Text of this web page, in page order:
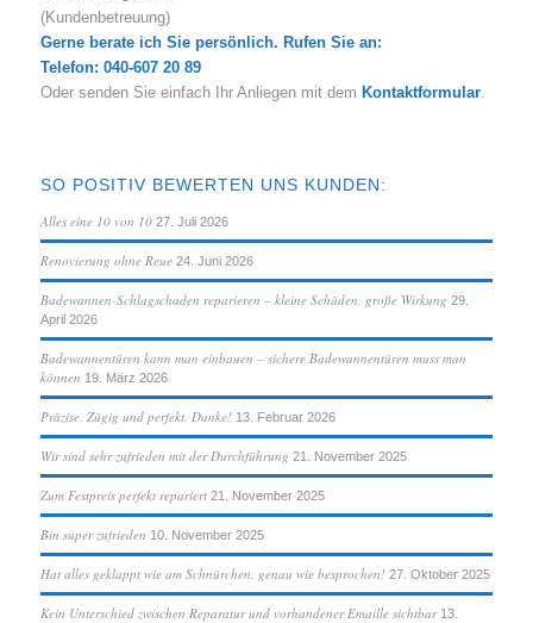
(Kundenbetreuung)
Gerne berate ich Sie persönlich. Rufen Sie an:
Telefon: 040-607 20 89
Oder senden Sie einfach Ihr Anliegen mit dem Kontaktformular.
SO POSITIV BEWERTEN UNS KUNDEN:
Alles eine 10 von 10 27. Juli 2026
Renovierung ohne Reue 24. Juni 2026
Badewannen-Schlagschaden reparieren – kleine Schäden, große Wirkung 29.
April 2026
Badewannentüren kann man einbauen – sichere Badewannentüren muss man
können 19. März 2026
Präzise. Zügig und perfekt. Danke! 13. Februar 2026
Wir sind sehr zufrieden mit der Durchführung 21. November 2025
Zum Festpreis perfekt repariert 21. November 2025
Bin super zufrieden 10. November 2025
Hat alles geklappt wie am Schnürchen, genau wie besprochen! 27. Oktober 2025
Kein Unterschied zwischen Reparatur und vorhandener Emaille sichtbar 13.